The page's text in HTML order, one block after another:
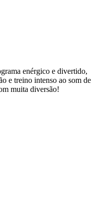
enérgico e divertido,
e treino intenso ao som de
muita diversão!